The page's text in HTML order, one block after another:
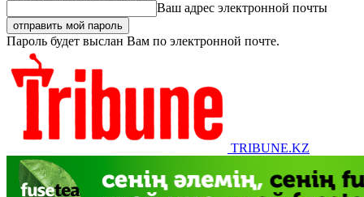
Ваш адрес электронной почты
Пароль будет выслан Вам по электронной почте.
TRIBUNE.KZ